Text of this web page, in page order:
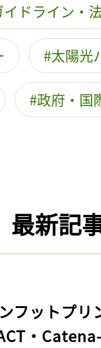
ドライン・
太陽光
政府・国
最新記
フットプリ
・